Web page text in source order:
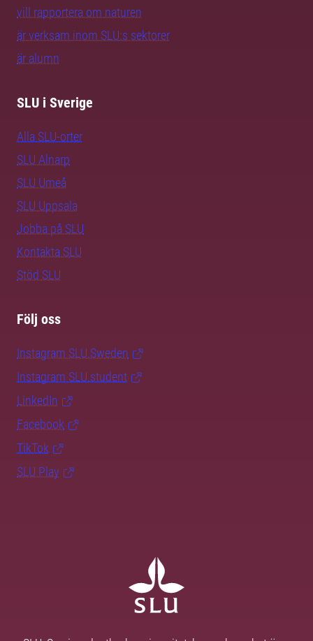
vill rapportera om naturen
är verksam inom SLU:s sektorer
är alumn
SLU i Sverige
Alla SLU-orter
SLU Alnarp
SLU Umeå
SLU Uppsala
Jobba på SLU
Kontakta SLU
Stöd SLU
Följ oss
Instagram SLU.Sweden
Instagram SLU.student
LinkedIn
Facebook
TikTok
SLU Play